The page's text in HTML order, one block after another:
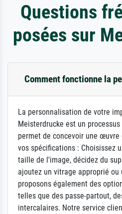
Questions
posées sur
Comment fonctionne la
La personnalisation de votre
Meisterdrucke est un
permet de concevoir une
vos spécifications : Choisissez
taille de l'image, décidez du
ajoutez un vitrage approprié ou
proposons également des
telles que des passe-partout,
intercalaires. Notre service